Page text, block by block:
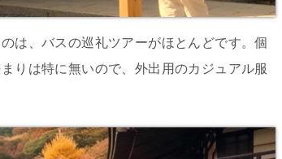
は、バスの巡礼ツアーがほとんどです。個
りは特に無いので、外出用のカジュアル服